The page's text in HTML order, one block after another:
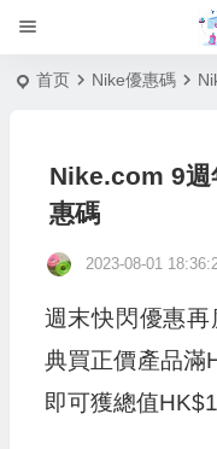
首页 Nike優惠碼
Nike.com 9週
惠碼
2023-08-01
週末快閃優惠
典買正價產品滿
即可獲總值